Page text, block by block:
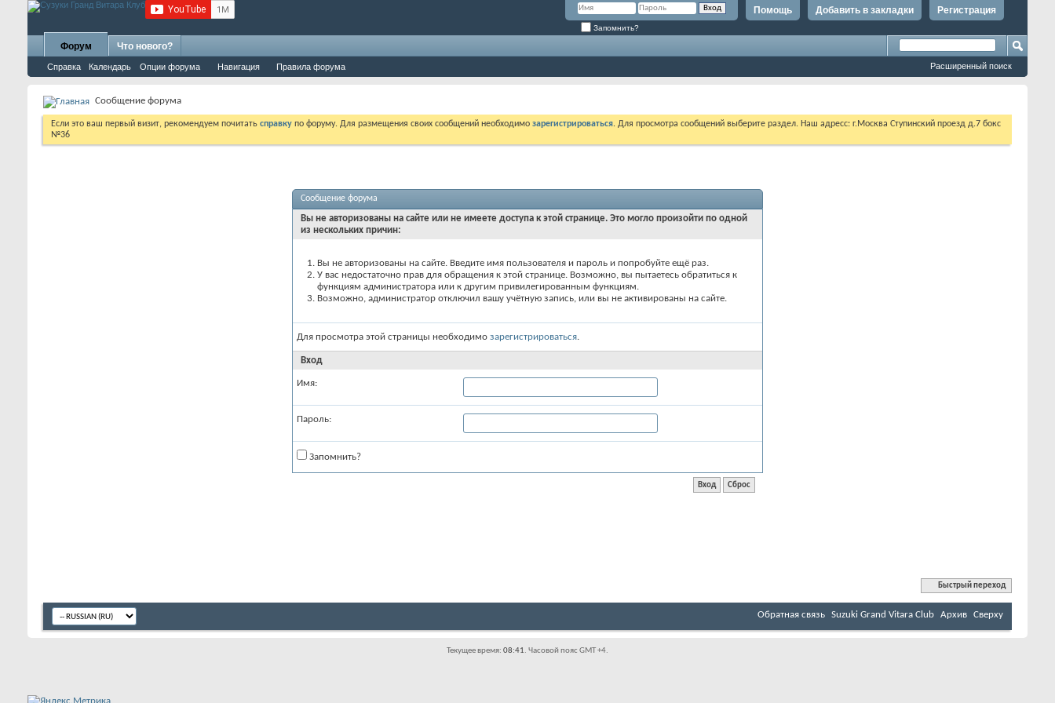
Регистрация
Добавить в закладки
Помощь
Запомнить?
Форум
Справка Календарь Опции форума Навигация Правила форума
Что нового?
Расширенный поиск
Сообщение форума
Если это ваш первый визит, рекомендуем почитать справку по форуму. Для размещения своих сообщений необходимо зарегистрироваться. Для просмотра сообщений выберите раздел. Наш адресс: г.Москва Ступинский проезд д.7 бокс
№36
Сообщение форума
Вы не авторизованы на сайте или не имеете доступа к этой странице. Это могло произойти по одной
из нескольких причин:
Вы не авторизованы на сайте. Введите имя пользователя и пароль и попробуйте ещё раз.
У вас недостаточно прав для обращения к этой странице. Возможно, вы пытаетесь обратиться к
функциям администратора или к другим привилегированным функциям.
Возможно, администратор отключил вашу учётную запись, или вы не активированы на сайте.
Для просмотра этой страницы необходимо зарегистрироваться.
Вход
Имя:
Пароль:
Запомнить?
Быстрый переход
Обратная связь Suzuki Grand Vitara Club Архив Сверху
Текущее время: 08:41. Часовой пояс GMT +4.